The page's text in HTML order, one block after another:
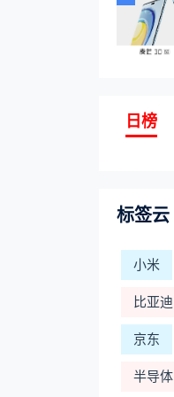
日榜
标签云
小米
比亚迪
京东
半导体